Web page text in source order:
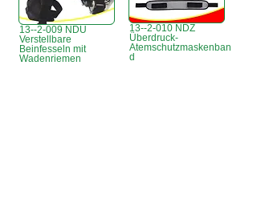
13--2-009 NDU
Verstellbare
Beinfesseln mit
Wadenriemen
13--2-010 NDZ
Überdruck-
Atemschutzmaskenban
d